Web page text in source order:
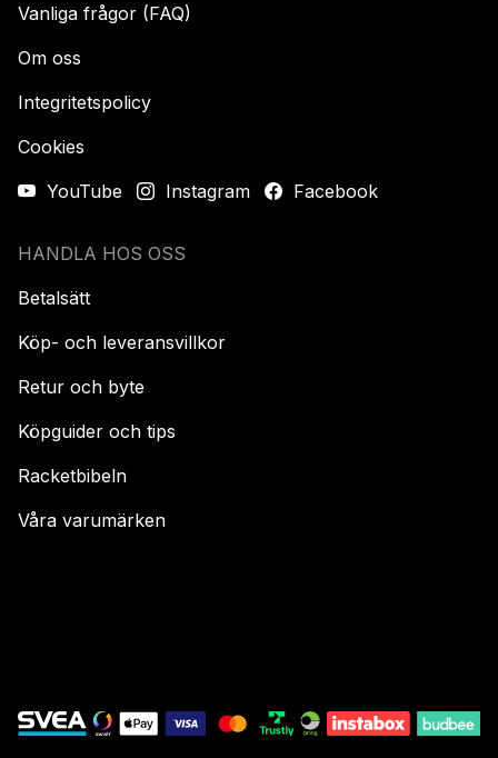
Vanliga frågor (FAQ)
Om oss
Integritetspolicy
Cookies
YouTube
Instagram Facebook
HANDLA HOS OSS
Betalsätt
Köp- och leveransvillkor
Retur och byte
Köpguider och tips
Racketbibeln
Våra varumärken